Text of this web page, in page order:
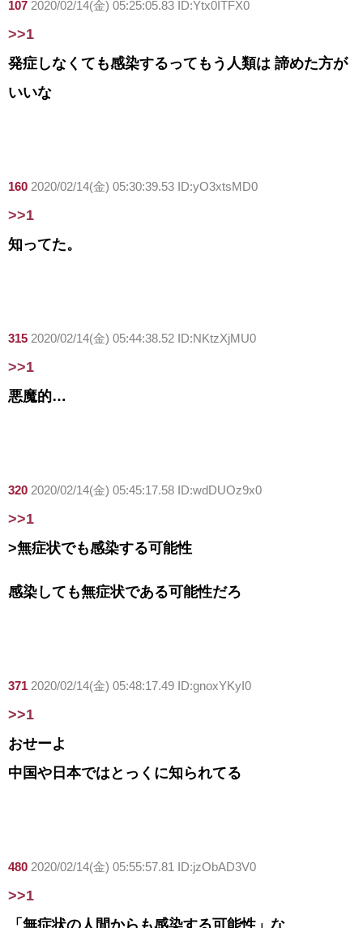
107 2020/02/14(金) 05:25:05.83 ID:Ytx0ITFX0
>>1
発症しなくても感染するってもう人類は 諦めた方が
いいな
160 2020/02/14(金) 05:30:39.53 ID:yO3xtsMD0
>>1
知ってた。
315 2020/02/14(金) 05:44:38.52 ID:NKtzXjMU0
>>1
悪魔的…
320 2020/02/14(金) 05:45:17.58 ID:wdDUOz9x0
>>1
>無症状でも感染する可能性
感染しても無症状である可能性だろ
371 2020/02/14(金) 05:48:17.49 ID:gnoxYKyI0
>>1
おせーよ
中国や日本ではとっくに知られてる
480 2020/02/14(金) 05:55:57.81 ID:jzObAD3V0
>>1
「無症状の人間からも感染する可能性」な